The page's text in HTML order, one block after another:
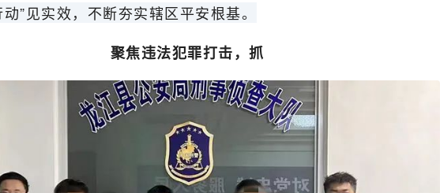
”见实效，不断夯实辖区平安根基。
聚焦违法犯罪打击，抓